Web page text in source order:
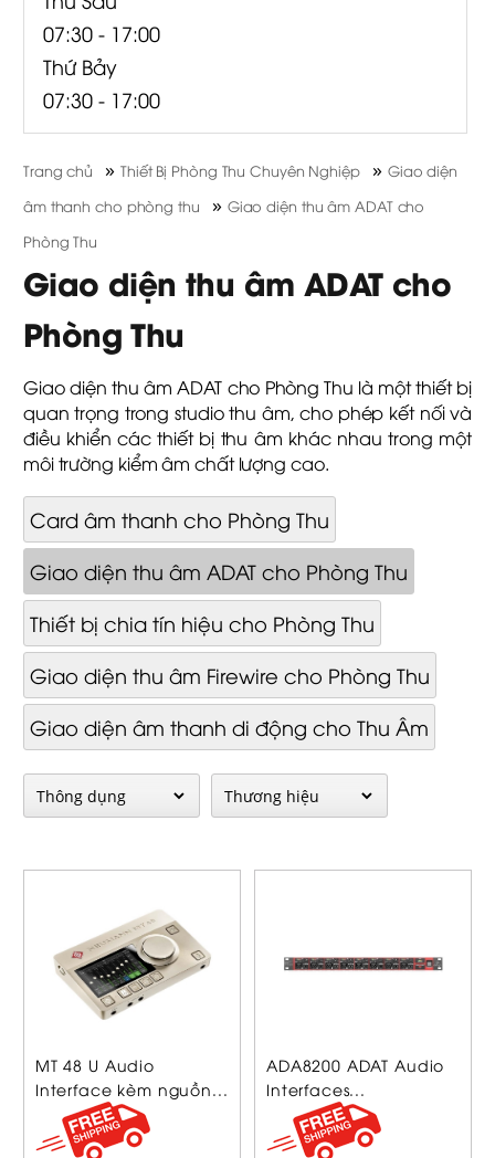
07:30 - 17:00
Thứ Bảy
07:30 - 17:00
Trang chủ »Thiết Bị Phòng Thu Chuyên Nghiệp » Giao diện
âm thanh cho phòng thu
» Giao diện thu âm ADAT cho
Phòng Thu
Giao diện thu âm ADAT cho
Phòng Thu
Giao diện thu âm ADAT cho Phòng Thu là một thiết bị
quan trọng trong studio thu âm, cho phép kết nối và
điều khiển các thiết bị thu âm khác nhau trong một
môi trường kiểm âm chất lượng cao.
Card âm thanh cho Phòng Thu
Giao diện thu âm ADAT cho Phòng Thu
Thiết bị chia tín hiệu cho Phòng Thu
Giao diện thu âm Firewire cho Phòng Thu
Giao diện âm thanh di động cho Thu Âm
MT 48 U Audio
Interface kèm nguồn...
ADA8200 ADAT Audio
Interfaces...